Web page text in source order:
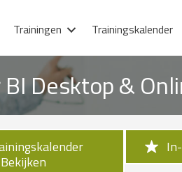
Trainingen Trainingskalender
Desktop &
Bekijken